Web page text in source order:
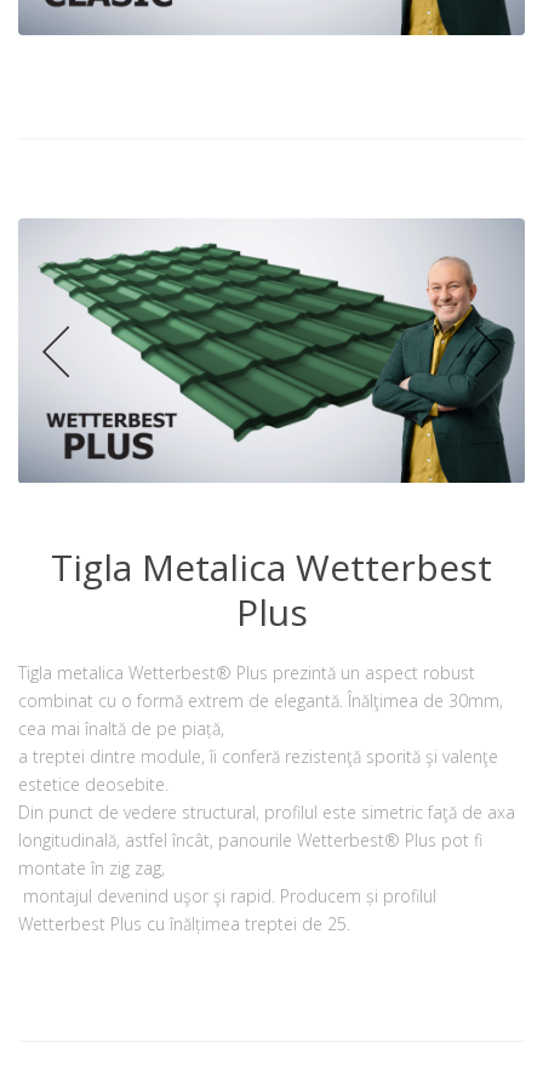
Tigla Metalica Wetterbest
Plus
Tigla metalica Wetterbest® Plus prezintă un aspect robust
combinat cu o formă extrem de elegantă. Înălţimea de 30mm,
cea mai înaltă de pe piață,
a treptei dintre module, îi conferă rezistenţă sporită şi valenţe
estetice deosebite.
Din punct de vedere structural, profilul este simetric faţă de axa
longitudinală, astfel încât, panourile Wetterbest® Plus pot fi
montate în zig zag,
montajul devenind uşor şi rapid. Producem și profilul
Wetterbest Plus cu înălțimea treptei de 25.